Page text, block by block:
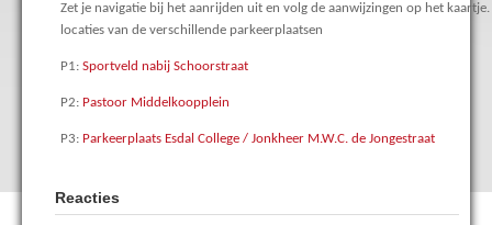
Zet je navigatie bij het aanrijden uit en volg de aanwijzingen op het
locaties van de verschillende parkeerplaatsen
P1: Sportveld nabij Schoorstraat
P2: Pastoor Middelkoopplein
P3: Parkeerplaats Esdal College / Jonkheer M.W.C. de Jongestraat
Reacties